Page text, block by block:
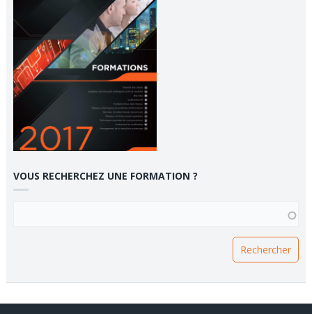
VOUS RECHERCHEZ UNE FORMATION ?